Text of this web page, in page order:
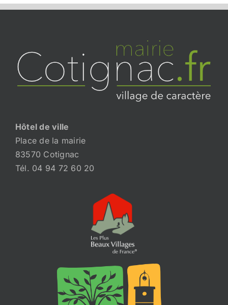
Hôtel de ville
Place de la mairie
83570 Cotignac
Tél. 04 94 72 60 20